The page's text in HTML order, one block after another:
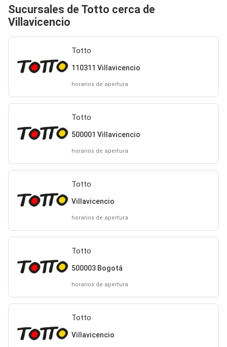
Sucursales de Totto cerca de
Villavicencio
Totto
110311 Villavicencio
horarios de apertura
Totto
500001 Villavicencio
horarios de apertura
Totto
Villavicencio
horarios de apertura
Totto
500003 Bogotá
horarios de apertura
Totto
Villavicencio